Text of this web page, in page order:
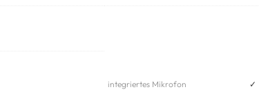
integriertes Mikrofon ✓